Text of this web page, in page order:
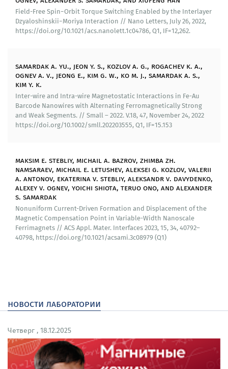
Куплено новое научно-исследовательское
оборудования для комплексного изучения тонких
магнитных пленок и наноструктур, произведена
мощности суперкомпьютера для проведения
микромагнитного моделирования.
Образование и переподготовка кадров:
За три года 12 членов лаборатории получили дипломы
лаборатории. Членами научного коллектива
защищено две кандидатские диссертации и одна
докторская.
Сотрудничество:
Laboratory of Nano Spintronics, Division of Materials
Chemistry, Institute for Chemical Research, Kyoto
University
Физико-технический институт, Северо-Восточный
Федеральный Университет им. М.К. Аммосова
Field-Free Spin−Orbit Torque Switching Enabled by the Interlayer
Dzyaloshinskii−Moriya Interaction // Nano Letters, July 26, 2022,
https://doi.org/10.1021/acs.nanolett.1c04786, Q1, IF=12,262.
samardak a. yu., jeon y. s., kozlov a. g., rogachev k. a.,
ognev a. v., jeong e., kim g. w., ko m. j., samardak a. s.,
kim y. k.
Inter-wire and Intra-wire Magnetostatic Interactions in Fe-Au
Barcode Nanowires with Alternating Ferromagnetically Strong
and Weak Segments. // Small – 2022. V.18, 47, November 24, 2022
https://doi.org/10.1002/smll.202203555, Q1, IF=15.153
maksim e. stebliy, michail a. bazrov, zhimba zh.
namsaraev, michail e. letushev, aleksei g. kozlov, valerii
a. antonov, ekaterina v. stebliy, aleksandr v. davydenko,
alexey v. ognev, yoichi shiota, teruo ono, and alexander
s. samardak
Nonuniform Current-Driven Formation and Displacement of the
Magnetic Compensation Point in Variable-Width Nanoscale
Ferrimagnets // ACS Appl. Mater. Interfaces 2023, 15, 34, 40792–
40798, https://doi.org/10.1021/acsami.3c08979 (Q1)
новости лаборатории
Четверг , 18.12.2025